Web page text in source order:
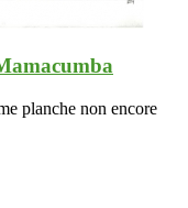
planche non encore